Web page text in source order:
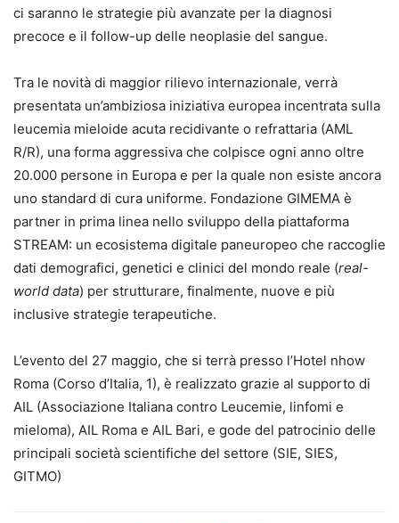
ci saranno le strategie più avanzate per la diagnosi
precoce e il follow-up delle neoplasie del sangue.
Tra le novità di maggior rilievo internazionale, verrà
presentata un’ambiziosa iniziativa europea incentrata sulla
leucemia mieloide acuta recidivante o refrattaria (AML
R/R), una forma aggressiva che colpisce ogni anno oltre
20.000 persone in Europa e per la quale non esiste ancora
uno standard di cura uniforme. Fondazione GIMEMA è
partner in prima linea nello sviluppo della piattaforma
STREAM: un ecosistema digitale paneuropeo che raccoglie
dati demografici, genetici e clinici del mondo reale (real-
world data) per strutturare, finalmente, nuove e più
inclusive strategie terapeutiche.
L’evento del 27 maggio, che si terrà presso l’Hotel nhow
Roma (Corso d’Italia, 1), è realizzato grazie al supporto di
AIL (Associazione Italiana contro Leucemie, linfomi e
mieloma), AIL Roma e AIL Bari, e gode del patrocinio delle
principali società scientifiche del settore (SIE, SIES,
GITMO)